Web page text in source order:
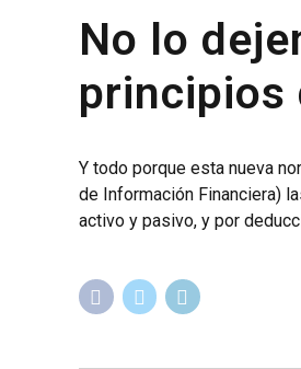
No lo
principios
Y todo porque esta nueva
de Información Financiera)
activo y pasivo, y por